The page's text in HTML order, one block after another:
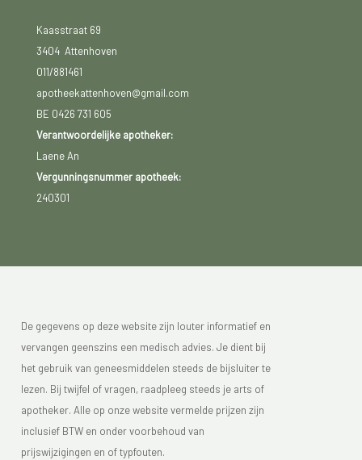
Kaasstraat 69
3404 Attenhoven
011/881461
apotheekattenhoven@gmail.com
BE 0426 731 605
Verantwoordelijke apotheker:
Laene An
Vergunningsnummer apotheek:
240301
De gegevens op deze website zijn louter informatief en
vervangen geenszins een medisch advies. Je dient bij
het gebruik van geneesmiddelen steeds de bijsluiter te
lezen. Bij twijfel of vragen, raadpleeg steeds je arts of
apotheker. Alle op onze website vermelde prijzen zijn
inclusief BTW en onder voorbehoud van
prijswijzigingen en of typfouten.